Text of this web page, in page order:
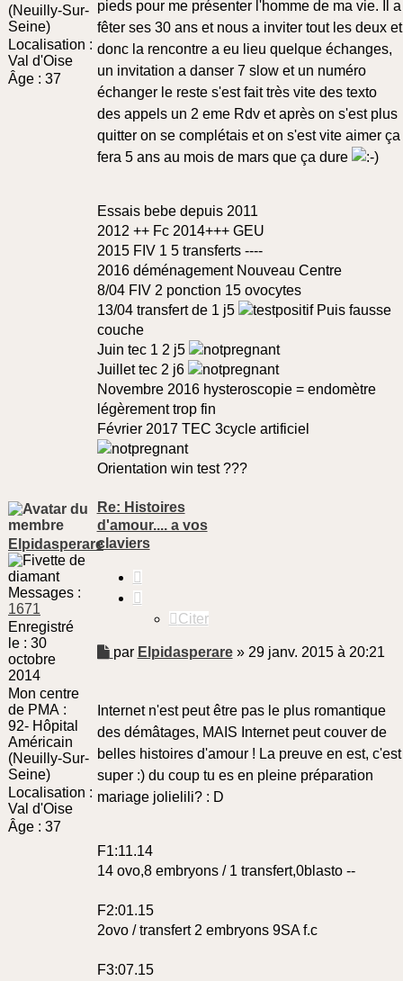
pieds pour me présenter l'homme de ma vie. Il a
fêter ses 30 ans et nous a inviter tout les deux et
donc la rencontre a eu lieu quelque échanges,
un invitation a danser 7 slow et un numéro
échanger le reste s'est fait très vite des texto
des appels un 2 eme Rdv et après on s'est plus
quitter on se complétais et on s'est vite aimer ça
fera 5 ans au mois de mars que ça dure
Essais bebe depuis 2011
2012 ++ Fc 2014+++ GEU
2015 FIV 1 5 transferts ----
2016 déménagement Nouveau Centre
8/04 FIV 2 ponction 15 ovocytes
13/04 transfert de 1 j5
Puis fausse
couche
Juin tec 1 2 j5
Juillet tec 2 j6
Novembre 2016 hysteroscopie = endomètre
légèrement trop fin
Février 2017 TEC 3cycle artificiel
Orientation win test ???
(Neuilly-Sur-
Seine)
Localisation :
Val d'Oise
Âge : 37
Re: Histoires
d'amour.... a vos
claviers
Citer
Message
par Elpidasperare» 29 janv. 2015 à 20:21
Internet n'est peut être pas le plus romantique
des démâtages, MAIS Internet peut couver de
belles histoires d'amour ! La preuve en est, c'est
super :) du coup tu es en pleine préparation
mariage jolielili? : D
F1:11.14
14 ovo,8 embryons / 1 transfert,0blasto --
F2:01.15
2ovo / transfert 2 embryons 9SA f.c
F3:07.15
Elpidasperare
Messages :
1671
Enregistré
le : 30
octobre
2014
Mon centre
de PMA :
92- Hôpital
Américain
(Neuilly-Sur-
Seine)
Localisation :
Val d'Oise
Âge : 37